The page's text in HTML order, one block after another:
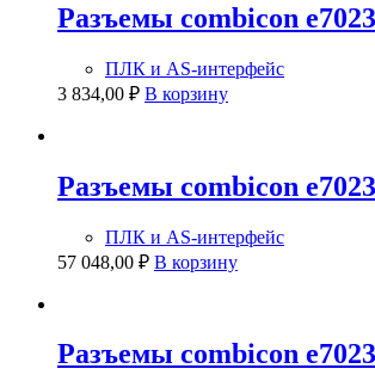
Разъемы combicon
ПЛК и AS-интерфейс
3 834,00 ₽ В корзину
Разъемы combicon
ПЛК и AS-интерфейс
57 048,00 ₽ В корзину
Разъемы combicon